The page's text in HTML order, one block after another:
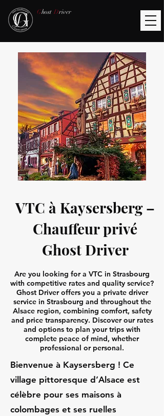
Ghost Driver
VTC à Kaysersberg –
Chauffeur privé
Ghost Driver
Are you looking for a VTC in Strasbourg
with competitive rates and quality service?
Ghost Driver offers you a private driver
service in Strasbourg and throughout the
Alsace region, combining comfort, safety
and price transparency. Discover our rates
and options to plan your trips with
complete peace of mind, whether
professional or personal.
Bienvenue à Kaysersberg ! Ce
village pittoresque d’Alsace est
célèbre pour ses maisons à
colombages et ses ruelles